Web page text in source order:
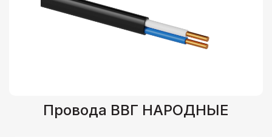
Провода ВВГ НАРОДНЫЕ